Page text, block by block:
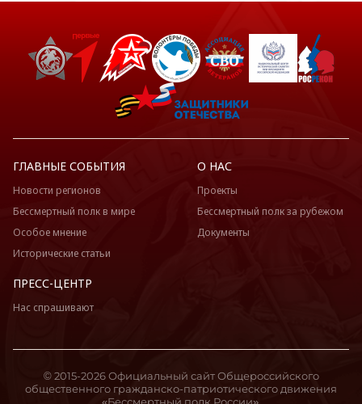
ГЛАВНЫЕ СОБЫТИЯ
Новости регионов
Бессмертный полк в мире
Особое мнение
Исторические статьи
О НАС
Проекты
Бессмертный полк за рубежом
Документы
ПРЕСС-ЦЕНТР
Нас спрашивают
© 2015-2026 Официальный сайт Общероссийского
общественного гражданско-патриотического движения